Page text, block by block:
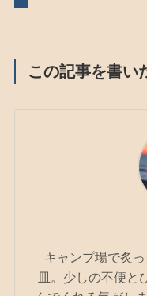
この記事を書い
キャンプ場で炙
皿。少しの不便と